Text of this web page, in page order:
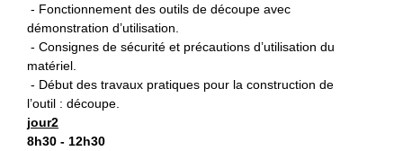
- Fonctionnement des outils de découpe avec
démonstration d’utilisation.
- Consignes de sécurité et précautions d’utilisation du
matériel.
- Début des travaux pratiques pour la construction de
l’outil : découpe.
jour2
8h30 - 12h30